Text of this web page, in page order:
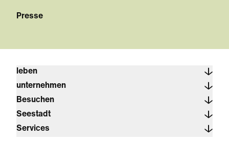
Presse
leben
unternehmen
Besuchen
Seestadt
Services